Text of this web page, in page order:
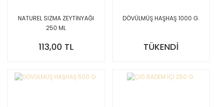
NATUREL SIZMA ZEYTİNYAĞI
250 ML
113,00 TL
DÖVÜLMÜŞ HAŞHAŞ 1000 G.
TÜKENDİ